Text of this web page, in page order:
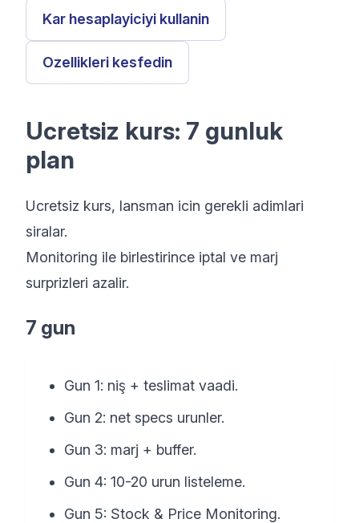
Kar hesaplayiciyi kullanin
Ozellikleri kesfedin
Ucretsiz kurs: 7 gunluk
plan
Ucretsiz kurs, lansman icin gerekli adimlari
siralar.
Monitoring ile birlestirince iptal ve marj
surprizleri azalir.
7 gun
Gun 1: niş + teslimat vaadi.
Gun 2: net specs urunler.
Gun 3: marj + buffer.
Gun 4: 10-20 urun listeleme.
Gun 5: Stock & Price Monitoring.